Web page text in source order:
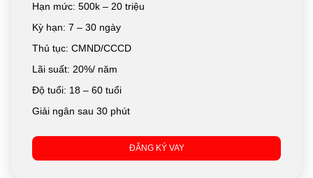
Hạn mức: 500k – 20 triệu
Kỳ hạn: 7 – 30 ngày
Thủ tục: CMND/CCCD
Lãi suất: 20%/ năm
Độ tuổi: 18 – 60 tuổi
Giải ngân sau 30 phút
ĐĂNG KÝ VAY